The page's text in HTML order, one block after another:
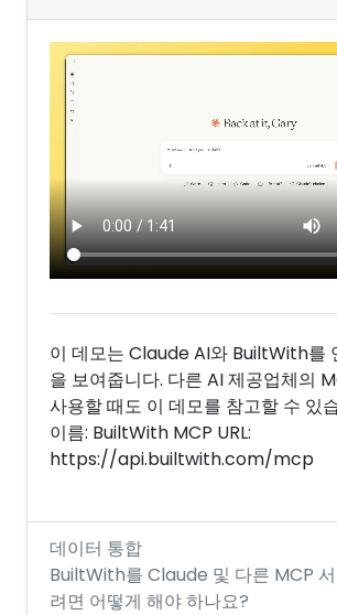
이 데모는 Claude AI와 BuiltWith를
을 보여줍니다. 다른 AI 제공업체의
사용할 때도 이 데모를 참고할 수 있
이름: BuiltWith MCP URL:
https://api.builtwith.com/mcp
데이터 통합
BuiltWith를 Claude 및 다른 MCP
려면 어떻게 해야 하나요?